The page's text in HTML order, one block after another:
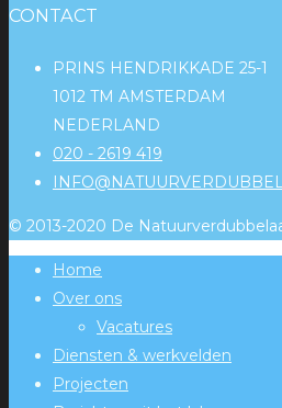
CONTACT
PRINS HENDRIKKADE 25-1
1012 TM AMSTERDAM
NEDERLAND
020 - 2619 419
© 2013-2020 De
Home
Over ons
Vacatures
Diensten & werkvelden
Projecten